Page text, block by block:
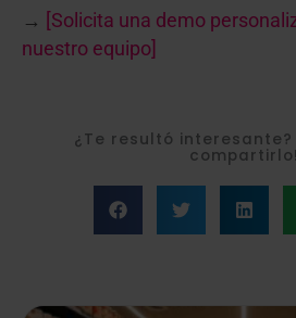
→ [Solicita una demo
nuestro equipo]
¿Te resultó interesante?
compartirlo!